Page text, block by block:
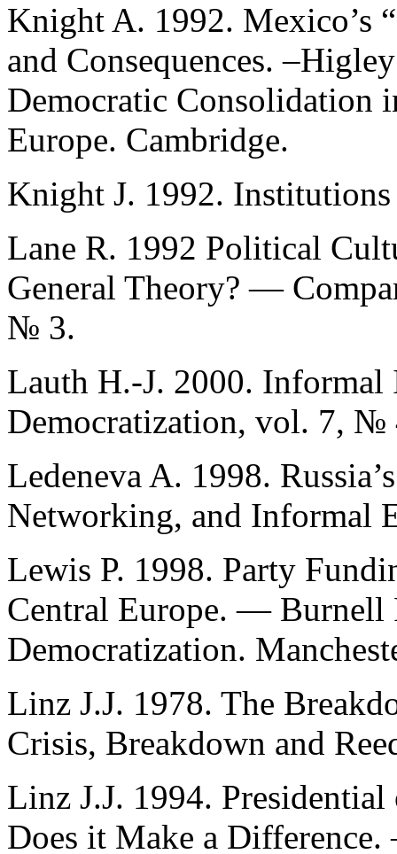
Knight A. 1992. Mexico’s
and Consequences.
Democratic Consolidation
Europe. Cambridge.
Knight J. 1992.
Lane R. 1992 Political
General Theory? —
№ 3.
Lauth H.-J. 2000.
Democratization, vol. 7, №
Ledeneva A. 1998.
Networking, and Informal
Lewis P. 1998. Party
Central Europe. — Burnell
Democratization.
Linz J.J. 1978. The
Crisis, Breakdown and
Linz J.J. 1994.
Does it Make a